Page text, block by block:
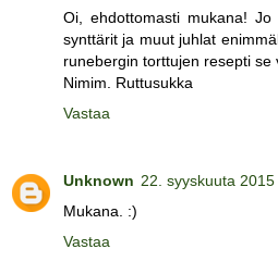
Oi, ehdottomasti mukana!
synttärit ja muut juhlat
runebergin torttujen resepti
Nimim. Ruttusukka
Vastaa
Unknown 22. syyskuuta
Mukana. :)
Vastaa